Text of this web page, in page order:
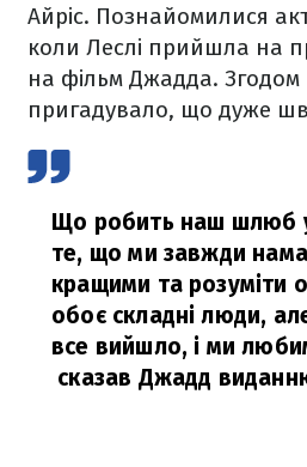
Айріс. Познайомилися
коли Леслі прийшла на
на фільм Джадда.
пригадувало, що дуже
Що робить наш шлюб
те, що ми завжди
кращими та розуміти
обоє складні люди,
все вийшло, і ми
сказав Джадд